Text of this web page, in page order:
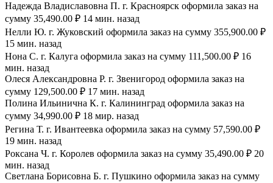
Надежда Владиславовна П. г. Красноярск оформила заказ на
сумму 35,490.00 ₽ 14 мин. назад
Нелли Ю. г. Жуковский оформила заказ на сумму 355,900.00 ₽
15 мин. назад
Нона С. г. Калуга оформила заказ на сумму 111,500.00 ₽ 16
мин. назад
Олеся Александровна Р. г. Звенигород оформила заказ на
сумму 129,500.00 ₽ 17 мин. назад
Полина Ильинична К. г. Калининград оформила заказ на
сумму 34,990.00 ₽ 18 мир. назад
Регина Т. г. Ивантеевка оформила заказ на сумму 57,590.00 ₽
19 мин. назад
Роксана Ч. г. Королев оформила заказ на сумму 35,490.00 ₽ 20
мин. назад
Светлана Борисовна Б. г. Пушкино оформила заказ на сумму